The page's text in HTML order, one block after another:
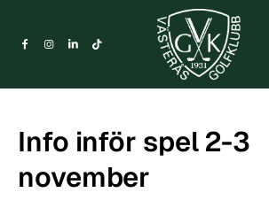
Info inför spel 2-3
november